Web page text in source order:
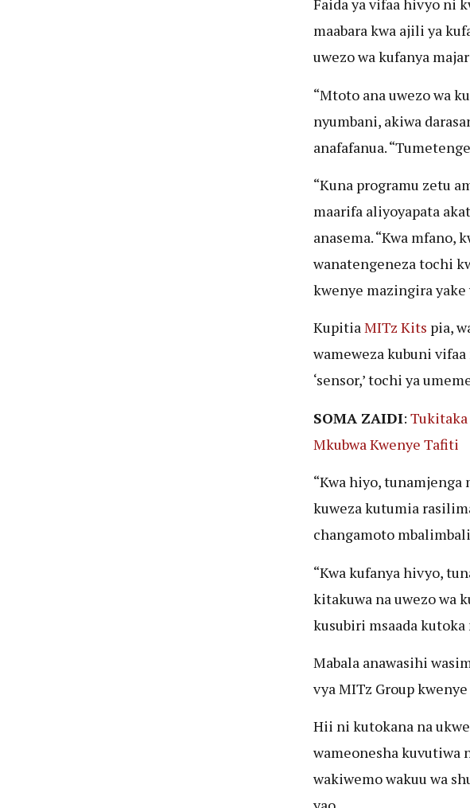
Faida ya vifaa hivyo ni
maabara kwa ajili ya
uwezo wa kufanya
“Mtoto ana uwezo wa
nyumbani, akiwa
anafafanua.
“Kuna programu zetu
maarifa aliyoyapata
anasema. “Kwa
wanatengeneza tochi
kwenye mazingira yake
KupitiaMITz Kits pia,
wameweza kubuni
‘sensor,’ tochi ya
SOMA ZAIDI: Tukitaka
Mkubwa Kwenye Tafiti
“Kwa hiyo, tunamjenga
kuweza kutumia
changamoto
“Kwa kufanya hivyo,
kitakuwa na uwezo wa
kusubiri msaada kutoka
Mabala anawasihi
vya MITz Group
Hii ni kutokana na
wameonesha kuvutiwa
wakiwemo wakuu wa